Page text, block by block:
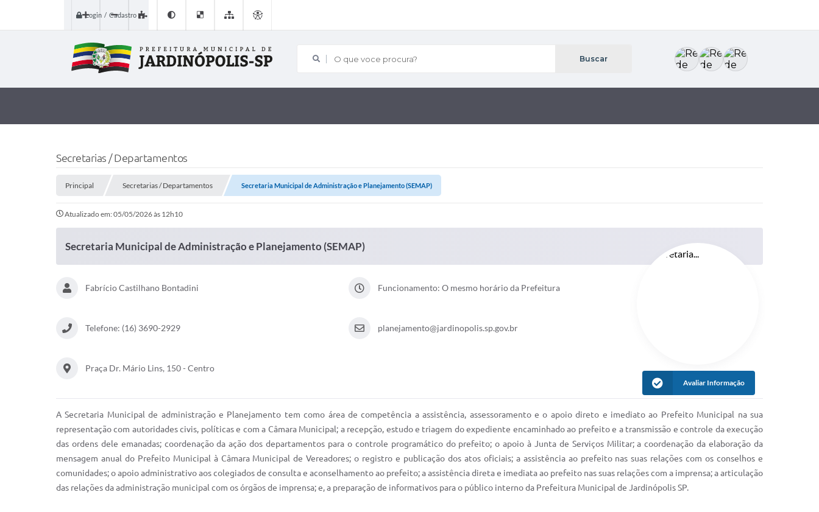
Login / Cadastro
O que voce procura?
Secretarias / Departamentos
Principal Secretarias / Departamentos Secretaria Municipal de Administração e Planejamento (SEMAP)
Atualizado em: 05/05/2026 às 12h10
Secretaria Municipal de Administração e Planejamento (SEMAP)
Fabrício Castilhano Bontadini Funcionamento: O mesmo horário da Prefeitura
Telefone: (16) 3690-2929 planejamento@jardinopolis.sp.gov.br
Praça Dr. Mário Lins, 150 - Centro
Avaliar Informação
A Secretaria Municipal de administração e Planejamento tem como área de competência a assistência, assessoramento e o apoio direto e imediato ao Prefeito Municipal na sua
representação com autoridades civis, políticas e com a Câmara Municipal; a recepção, estudo e triagem do expediente encaminhado ao prefeito e a transmissão e controle da execução
das ordens dele emanadas; coordenação da ação dos departamentos para o controle programático do prefeito; o apoio à Junta de Serviços Militar; a coordenação da elaboração da
mensagem anual do Prefeito Municipal à Câmara Municipal de Vereadores; o registro e publicação dos atos oficiais; a assistência ao prefeito nas suas relações com os conselhos e
comunidades; o apoio administrativo aos colegiados de consulta e aconselhamento ao prefeito; a assistência direta e imediata ao prefeito nas suas relações com a imprensa; a articulação
das relações da administração municipal com os órgãos de imprensa; e, a preparação de informativos para o público interno da Prefeitura Municipal de Jardinópolis SP.